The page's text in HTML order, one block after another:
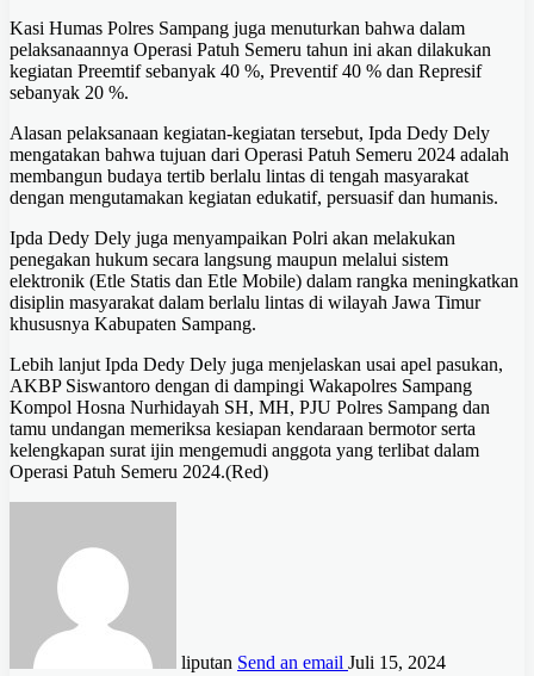
Kasi Humas Polres Sampang juga menuturkan bahwa dalam
pelaksanaannya Operasi Patuh Semeru tahun ini akan dilakukan
kegiatan Preemtif sebanyak 40 %, Preventif 40 % dan Represif
sebanyak 20 %.
Alasan pelaksanaan kegiatan-kegiatan tersebut, Ipda Dedy Dely
mengatakan bahwa tujuan dari Operasi Patuh Semeru 2024 adalah
membangun budaya tertib berlalu lintas di tengah masyarakat
dengan mengutamakan kegiatan edukatif, persuasif dan humanis.
Ipda Dedy Dely juga menyampaikan Polri akan melakukan
penegakan hukum secara langsung maupun melalui sistem
elektronik (Etle Statis dan Etle Mobile) dalam rangka meningkatkan
disiplin masyarakat dalam berlalu lintas di wilayah Jawa Timur
khususnya Kabupaten Sampang.
Lebih lanjut Ipda Dedy Dely juga menjelaskan usai apel pasukan,
AKBP Siswantoro dengan di dampingi Wakapolres Sampang
Kompol Hosna Nurhidayah SH, MH, PJU Polres Sampang dan
tamu undangan memeriksa kesiapan kendaraan bermotor serta
kelengkapan surat ijin mengemudi anggota yang terlibat dalam
Operasi Patuh Semeru 2024.(Red)
liputan Send an email Juli 15, 2024